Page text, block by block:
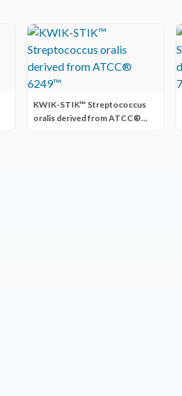
KWIK-STIK™ Streptococcus
oralis derived from ATCC®